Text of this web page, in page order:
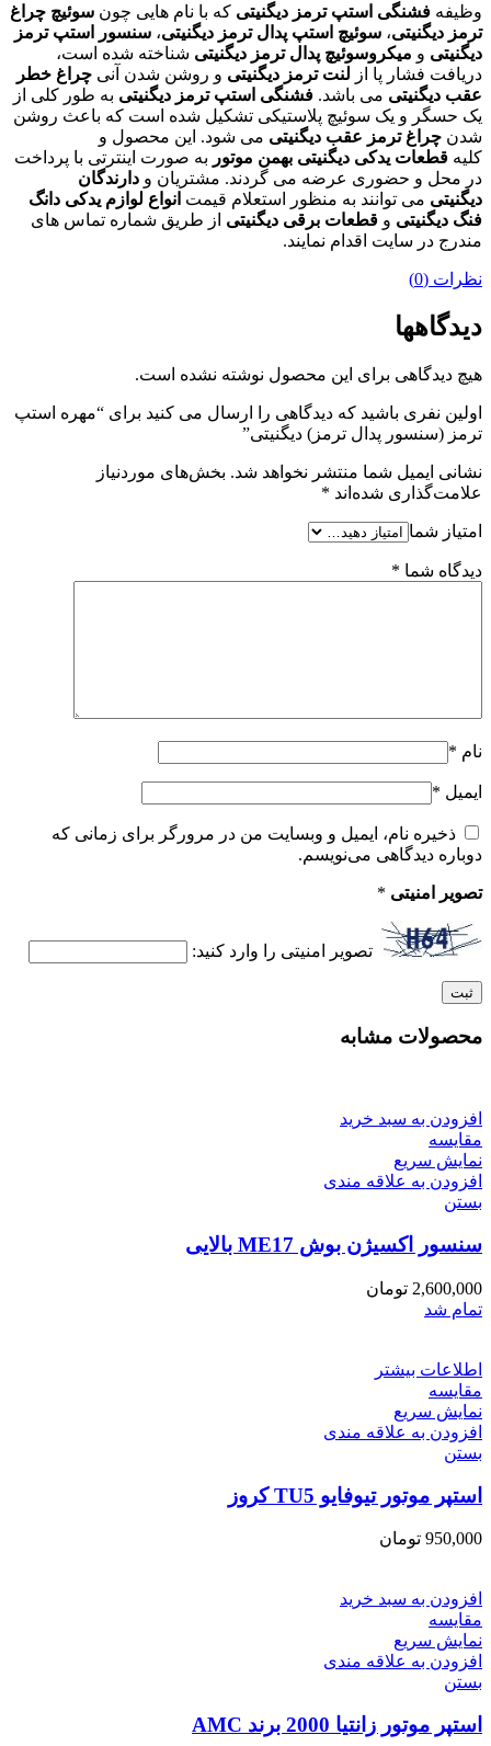
وظیفه فشنگی استپ ترمز دیگنیتی که با نام هایی چون سوئیچ چراغ
ترمز دیگنیتی، سوئیچ استپ پدال ترمز دیگنیتی، سنسور استپ ترمز
دیگنیتی و میکروسوئیچ پدال ترمز دیگنیتی شناخته شده است،
دریافت فشار پا از لنت ترمز دیگنیتی و روشن شدن آنی چراغ خطر
عقب دیگنیتی می باشد. فشنگی استپ ترمز دیگنیتی به طور کلی از
یک حسگر و یک سوئیچ پلاستیکی تشکیل شده است که باعث روشن
شدن چراغ ترمز عقب دیگنیتی می شود. این محصول و
کلیه قطعات یدکی دیگنیتی بهمن موتور به صورت اینترتی با پرداخت
در محل و حضوری عرضه می گردند. مشتریان و دارندگان
دیگنیتی می توانند به منظور استعلام قیمت انواع لوازم یدکی دانگ
فنگ دیگنیتی و قطعات برقی دیگنیتی از طریق شماره تماس های
مندرج در سایت اقدام نمایند.
نظرات (0)
دیدگاهها
هیچ دیدگاهی برای این محصول نوشته نشده است.
اولین نفری باشید که دیدگاهی را ارسال می کنید برای “مهره استپ
ترمز (سنسور پدال ترمز) دیگنیتی”
نشانی ایمیل شما منتشر نخواهد شد. بخش‌های موردنیاز
علامت‌گذاری شده‌اند *
امتیاز شما
دیدگاه شما *
نام *
ایمیل *
ذخیره نام، ایمیل و وبسایت من در مرورگر برای زمانی که
دوباره دیدگاهی می‌نویسم.
تصویر امنیتی *
تصویر امنیتی را وارد کنید:
محصولات مشابه
افزودن به سبد خرید
مقایسه
نمایش سریع
افزودن به علاقه مندی
بستن
سنسور اکسیژن بوش ME17 بالایی
2,600,000 تومان
تمام شد
اطلاعات بیشتر
مقایسه
نمایش سریع
افزودن به علاقه مندی
بستن
استپر موتور تیوفایو TU5 کروز
950,000 تومان
افزودن به سبد خرید
مقایسه
نمایش سریع
افزودن به علاقه مندی
بستن
استپر موتور زانتیا 2000 برند AMC